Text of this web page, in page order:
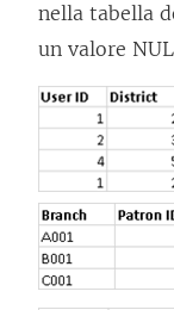
nella tabella
un valore